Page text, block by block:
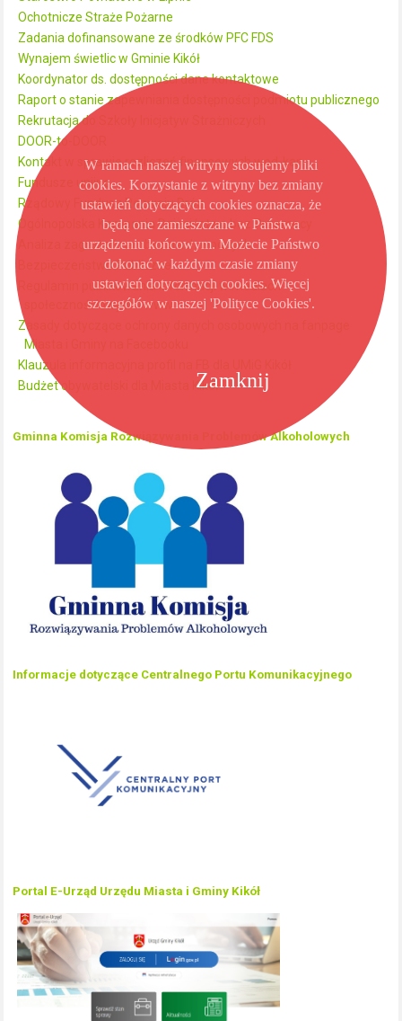
Ochotnicze Straże Pożarne
Zadania dofinansowane ze środków PFC FDS
Wynajem świetlic w Gminie Kikół
Koordynator ds. dostępności dane kontaktowe
Raport o stanie zapewniania dostępności podmiotu publicznego
Rekrutacja do Szkoły Inicjatyw Strażniczych
DOOR-to-DOOR
Kontakt w sprawie rozliczeń finansowych wod-kan
Fundusze unijne
Rządowy Fundusz Rozwoju Dróg
Ogólnopolska Kampania Dzieciństwo bez Przemocy
Analiza zagrożeń na obszarach wodnych
Bezpieczeństwo Publiczne
Regulamin publikowania informacji w mediach
społecznościowych i www
Zasady dotyczące ochrony danych osobowych na fanpage
Miasta i Gminy na Facebooku
Klauzula informacyjna profil na FB dla UMiG Kikół
Budżet obywatelski dla Miasta Kikół
Gminna Komisja Rozwiązywania Problemów Alkoholowych
Informacje dotyczące Centralnego Portu Komunikacyjnego
Portal E-Urząd Urzędu Miasta i Gminy Kikół
Zamknij
W ramach naszej witryny stosujemy pliki
cookies. Korzystanie z witryny bez zmiany
ustawień dotyczących cookies oznacza, że
będą one zamieszczane w Państwa
urządzeniu końcowym. Możecie Państwo
dokonać w każdym czasie zmiany
ustawień dotyczących cookies. Więcej
szczegółów w naszej 'Polityce Cookies'.